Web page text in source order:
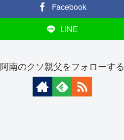
Facebook
LINE
阿南のクソ親父をフォローする